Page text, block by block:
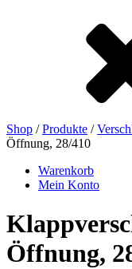
Beutel
Shop /Produkte /
Öffnung, 28/410
Warenkorb
Mein Konto
Öffnung,